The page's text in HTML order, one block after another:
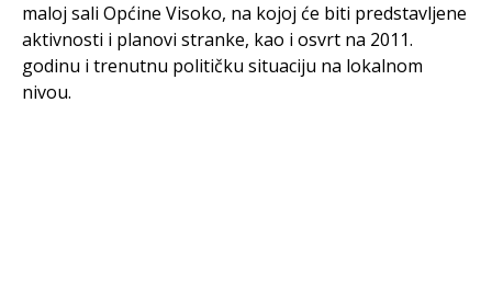
maloj sali Općine Visoko, na kojoj će biti predstavljene
aktivnosti i planovi stranke, kao i osvrt na 2011.
godinu i trenutnu političku situaciju na lokalnom
nivou.